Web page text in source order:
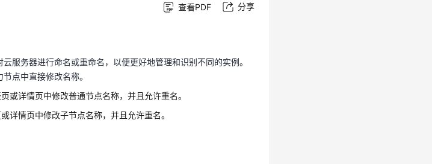
查看PDF 分享
服务器进行命名或重命名，以便更好地管理和识别不同的实例。
点中直接修改名称。
或详情页中修改普通节点名称，并且允许重名。
详情页中修改子节点名称，并且允许重名。